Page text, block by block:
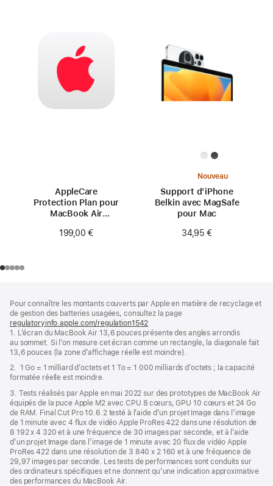
AppleCare
Protection Plan pour
MacBook Air
199,00 €
Nouveau
Support d’iPhone
Belkin avec MagSafe
pour Mac
34,95 €
de
page
de
bas
de
page
Pour connaître les montants couverts par Apple en matière de recyclage et
de gestion des batteries usagées, consultez la page
regulatoryinfo.apple.com/regulation1542
dans
une
nouvelle
1. L’écran du MacBook Air 13,6 pouces présente des angles arrondis
au sommet. Si l’on mesure cet écran comme un rectangle, la diagonale fait
13,6 pouces (la zone d’affichage réelle est moindre).
2. 1 Go = 1 milliard d’octets et 1 To = 1 000 milliards d’octets ; la capacité
formatée réelle est moindre.
3. Tests réalisés par Apple en mai 2022 sur des prototypes de MacBook Air
équipés de la puce Apple M2 avec CPU 8 cœurs, GPU 10 cœurs et 24 Go
de RAM. Final Cut Pro 10.6.2 testé à l’aide d’un projet Image dans l’image
de 1 minute avec 4 flux de vidéo Apple ProRes 422 dans une résolution de
8 192 x 4 320 et à une fréquence de 30 images par seconde, et à l’aide
d’un projet Image dans l’image de 1 minute avec 20 flux de vidéo Apple
ProRes 422 dans une résolution de 3 840 x 2 160 et à une fréquence de
29,97 images par seconde. Les tests de performances sont conduits sur
des ordinateurs spécifiques et ne donnent qu’une indication approximative
des performances du MacBook Air.